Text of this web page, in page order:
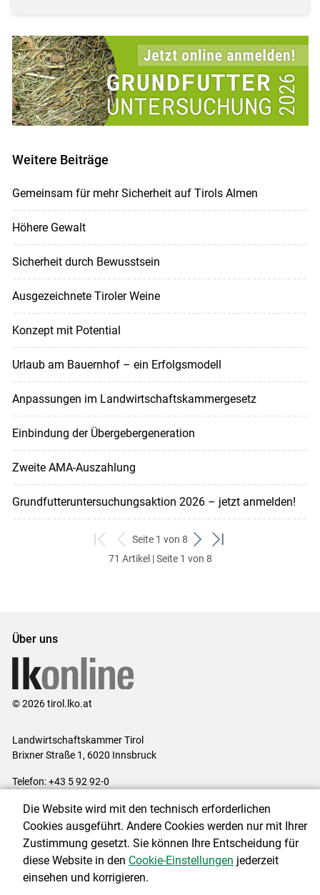
Weitere Beiträge
Gemeinsam für mehr Sicherheit auf Tirols Almen
Höhere Gewalt
Sicherheit durch Bewusstsein
Ausgezeichnete Tiroler Weine
Konzept mit Potential
Urlaub am Bauernhof – ein Erfolgsmodell
Anpassungen im Landwirtschaftskammergesetz
Einbindung der Übergebergeneration
Zweite AMA-Auszahlung
Grundfutteruntersuchungsaktion 2026 – jetzt anmelden!
zum
ersten
zurück
zum
Seite 1 von 8
weiter
zum
zum
71 Artikel | Seite 1 von 8
Über uns
© 2026 tirol.lko.at
Landwirtschaftskammer Tirol
Brixner Straße 1, 6020 Innsbruck
Telefon: +43 5 92 92-0
Impressum|Kontakt|Datenschutzerklärung|Barrierefreiheit|
Cookie-Einstellungen
Die Website wird mit den technisch erforderlichen
Cookies ausgeführt. Andere Cookies werden nur mit Ihrer
Zustimmung gesetzt. Sie können Ihre Entscheidung für
diese Website in den Cookie-Einstellungen jederzeit
einsehen und korrigieren.